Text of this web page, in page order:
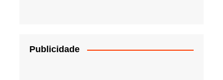
Publicidade